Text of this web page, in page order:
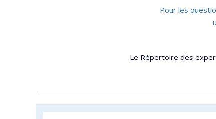
Pour les
Le Répertoire des